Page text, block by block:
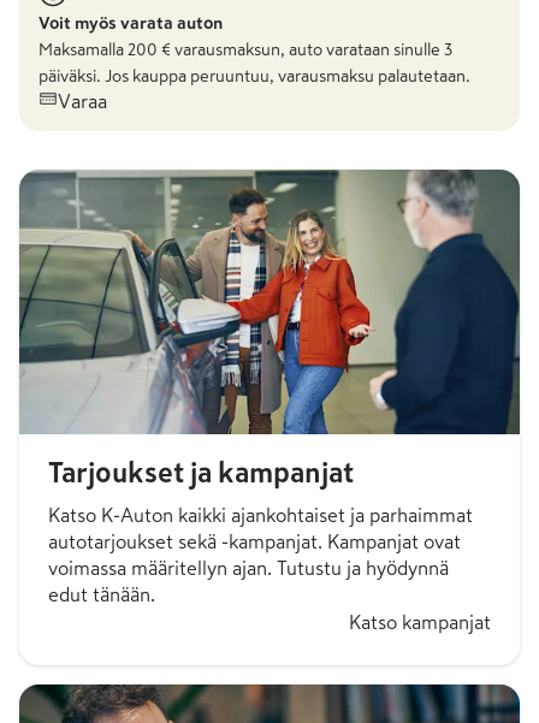
Voit myös varata auton
Maksamalla 200 € varausmaksun, auto varataan sinulle 3
päiväksi. Jos kauppa peruuntuu, varausmaksu palautetaan.
Varaa
Tarjoukset ja kampanjat
Katso K-Auton kaikki ajankohtaiset ja parhaimmat
autotarjoukset sekä -kampanjat. Kampanjat ovat
voimassa määritellyn ajan. Tutustu ja hyödynnä
edut tänään.
Katso kampanjat